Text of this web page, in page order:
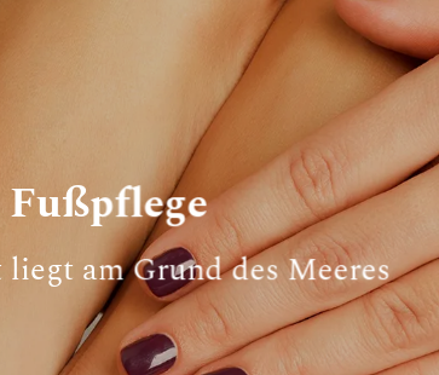
am Grund des Meeres